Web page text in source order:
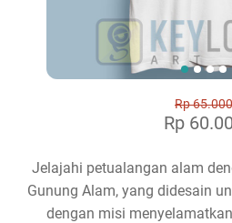
Rp 65.000
Rp
Jelajahi petualangan alam
Gunung Alam, yang didesain
dengan misi